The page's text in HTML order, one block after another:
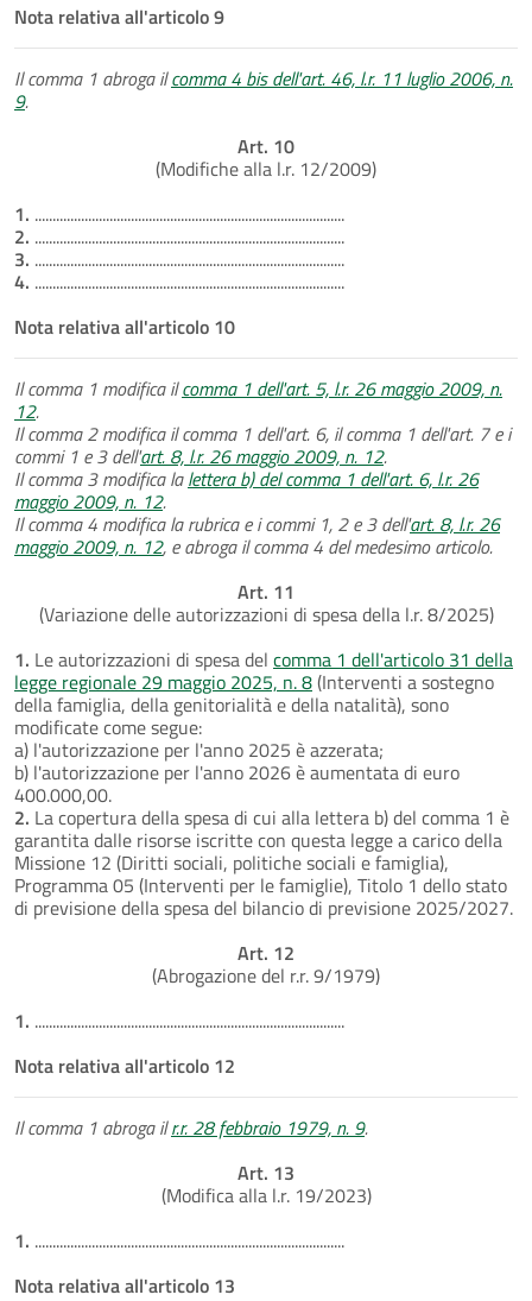
Nota relativa all'articolo 9
Il comma 1 abroga ilcomma 4 bis dell'art. 46, l.r. 11 luglio 2006, n.
9.
Art. 10
(Modifiche alla l.r. 12/2009)
1. .......................................................................................
2. .......................................................................................
3. .......................................................................................
4. .......................................................................................
Nota relativa all'articolo 10
Il comma 1 modifica ilcomma 1 dell'art. 5, l.r. 26 maggio 2009, n.
12.
Il comma 2 modifica il comma 1 dell'art. 6, il comma 1 dell'art. 7 e i
commi 1 e 3 dell'art. 8, l.r. 26 maggio 2009, n. 12.
Il comma 3 modifica lalettera b) del comma 1 dell'art. 6, l.r. 26
maggio 2009, n. 12.
Il comma 4 modifica la rubrica e i commi 1, 2 e 3 dell'art. 8, l.r. 26
maggio 2009, n. 12, e abroga il comma 4 del medesimo articolo.
Art. 11
(Variazione delle autorizzazioni di spesa della l.r. 8/2025)
1. Le autorizzazioni di spesa del comma 1 dell'articolo 31 della
legge regionale 29 maggio 2025, n. 8(Interventi a sostegno
della famiglia, della genitorialità e della natalità), sono
modificate come segue:
a) l'autorizzazione per l'anno 2025 è azzerata;
b) l'autorizzazione per l'anno 2026 è aumentata di euro
400.000,00.
2. La copertura della spesa di cui alla lettera b) del comma 1 è
garantita dalle risorse iscritte con questa legge a carico della
Missione 12 (Diritti sociali, politiche sociali e famiglia),
Programma 05 (Interventi per le famiglie), Titolo 1 dello stato
di previsione della spesa del bilancio di previsione 2025/2027.
Art. 12
(Abrogazione del r.r. 9/1979)
1. .......................................................................................
Nota relativa all'articolo 12
Il comma 1 abroga ilr.r. 28 febbraio 1979, n. 9.
Art. 13
(Modifica alla l.r. 19/2023)
1. .......................................................................................
Nota relativa all'articolo 13